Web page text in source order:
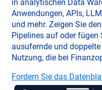
in analytischen Data
Anwendungen, APIs,
und mehr. Zeigen Sie
Pipelines auf oder fügen
ausufernde und
Nutzung, die bei
Fordern Sie das